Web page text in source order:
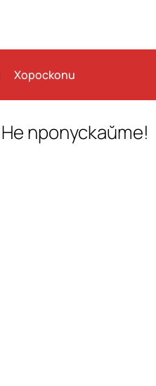
Хороскопи
Не пропускайте!